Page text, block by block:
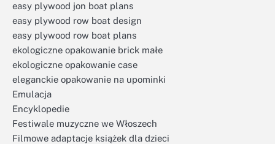
easy plywood jon boat plans
easy plywood row boat design
easy plywood row boat plans
ekologiczne opakowanie brick małe
ekologiczne opakowanie case
eleganckie opakowanie na upominki
Emulacja
Encyklopedie
Festiwale muzyczne we Włoszech
Filmowe adaptacje książek dla dzieci